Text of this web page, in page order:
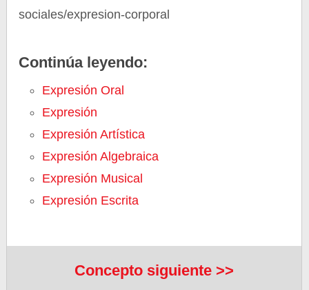
sociales/expresion-corporal
Continúa leyendo:
Expresión Oral
Expresión
Expresión Artística
Expresión Algebraica
Expresión Musical
Expresión Escrita
Concepto siguiente >>